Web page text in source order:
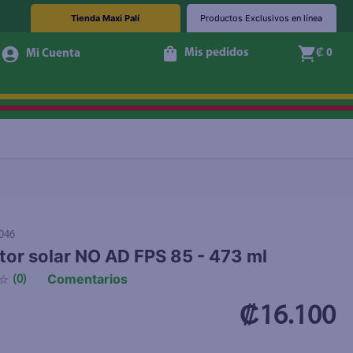
Tienda Maxi Palí Productos Exclusivos en línea
Mis pedidos ₡ 0
solar NO AD FPS 85 - 473 ml
☆ (0) Comentarios
₡16.100